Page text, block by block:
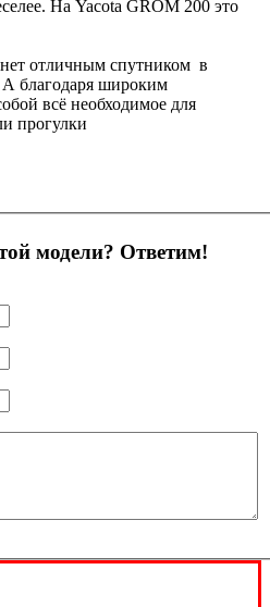
На Yacota GROM 200 это
отличным спутником в
А благодаря широким
всё необходимое для
прогулки
модели? Ответим!